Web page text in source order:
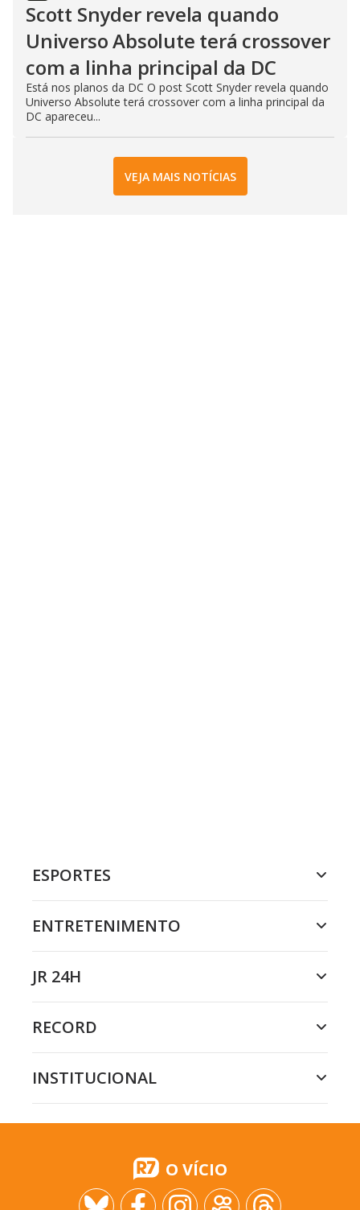
Scott Snyder revela quando
Universo Absolute terá crossover
com a linha principal da DC
Está nos planos da DC O post Scott Snyder revela quando
Universo Absolute terá crossover com a linha principal da
DC apareceu...
VEJA MAIS NOTÍCIAS
ESPORTES
ENTRETENIMENTO
JR 24H
RECORD
INSTITUCIONAL
O VÍCIO